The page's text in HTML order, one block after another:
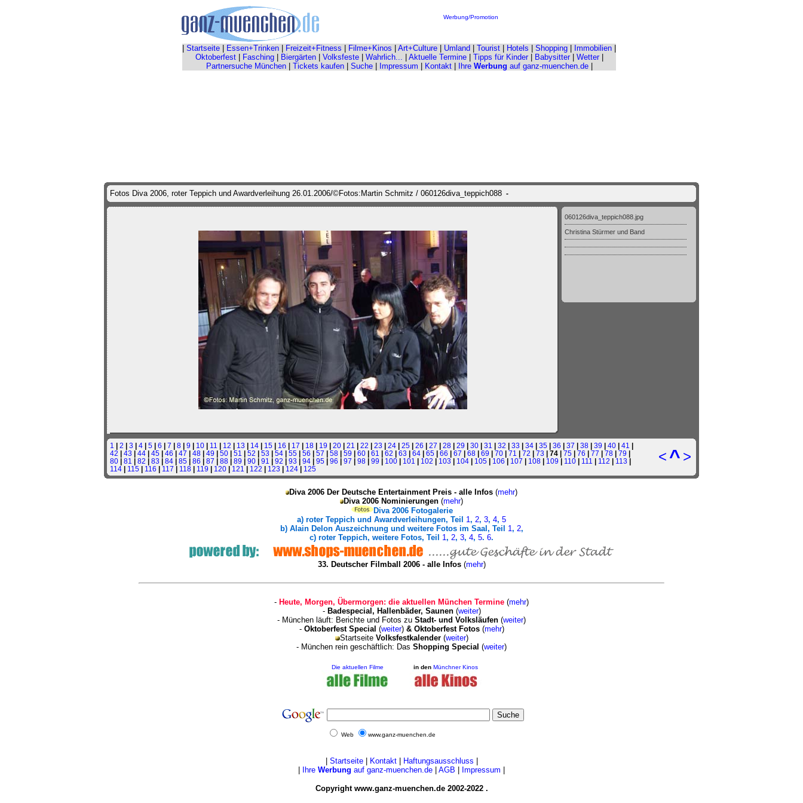
Werbung/Promotion
Startseite Essen+Trinken Freizeit+Fitness Filme+Kinos Art+Culture Umland Tourist Hotels Shopping Immobilien
Oktoberfest| Fasching| Biergärten| Volksfeste| Wahrlich... Aktuelle Termine Tipps für Kinder| Babysitter Wetter|
Partnersuche München| Tickets kaufen Suche| Impressum Kontakt Ihre Werbung auf ganz-muenchen.de|
Fotos Diva 2006, roter Teppich und Awardverleihung 26.01.2006/©Fotos:Martin Schmitz / 060126diva_teppich088 -
060126diva_teppich088.jpg
Christina Stürmer und Band
1 | 2 | 3 | 4 | 5 | 6 | 7 | 8 | 9 | 10 | 11 | 12 | 13 | 14 | 15 | 16 | 17 | 18 | 19 | 20 | 21 | 22 | 23 | 24 | 25 | 26 | 27 | 28 | 29 | 30 | 31 | 32 | 33 | 34 | 35 | 36 | 37 | 38 | 39 | 40 | 41 |
42 | 43 | 44 | 45 | 46 | 47 | 48 | 49 | 50 | 51 | 52 | 53 | 54 | 55 | 56 | 57 | 58 | 59 | 60 | 61 | 62 | 63 | 64 | 65 | 66 | 67 | 68 | 69 | 70 | 71 | 72 | 73 | 74 | 75 | 76 | 77 | 78 | 79 |
80 | 81 | 82 | 83 | 84 | 85 | 86 | 87 | 88 | 89 | 90 | 91 | 92 | 93 | 94 | 95 | 96 | 97 | 98 | 99 | 100 | 101 | 102 | 103 | 104 | 105 | 106 | 107 | 108 | 109 | 110 | 111 | 112 | 113 |
114 | 115 | 116 | 117 | 118 | 119 | 120 | 121 | 122 | 123 | 124 | 125
<^ >
Diva 2006 Der Deutsche Entertainment Preis - alle Infos (mehr)
Diva 2006 Nominierungen (mehr)
Diva 2006 Fotogalerie
a) roter Teppich und Awardverleihungen, Teil 1, 2, 3, 4, 5
b) Alain Delon Auszeichnung und weitere Fotos im Saal, Teil 1, 2,
c) roter Teppich, weitere Fotos, Teil 1, 2, 3, 4, 5. 6.
33. Deutscher Filmball 2006 - alle Infos(mehr)
- Heute, Morgen, Übermorgen: die aktuellen München Termine (mehr)
- Badespecial, Hallenbäder, Saunen(weiter)
- München läuft: Berichte und Fotos zu Stadt- und Volksläufen (weiter)
- Oktoberfest Special (weiter)& Oktoberfest Fotos(mehr)
Startseite Volksfestkalender(weiter)
- München rein geschäftlich: Das Shopping Special (weiter)
Die aktuellen Filme in den Münchner Kinos
Web www.ganz-muenchen.de
Startseite Kontakt| Haftungsausschluss
Ihre Werbung auf ganz-muenchen.de AGB Impressum
Copyright www.ganz-muenchen.de 2002-2022 .